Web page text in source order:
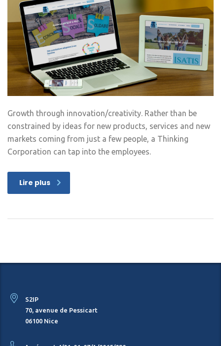
Growth through innovation/creativity. Rather than be
constrained by ideas for new products, services and new
markets coming from just a few people, a Thinking
Corporation can tap into the employees.
Lire plus
S2IP
70, avenue de Pessicart
06100 Nice